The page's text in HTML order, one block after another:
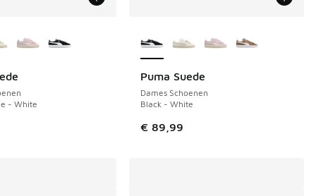
aanbieding Prijs verlaagd van € 109,99 naar € 75,00
- White
Puma Suede
Dames Schoenen
Black - White
€ 89,99
NIEUW